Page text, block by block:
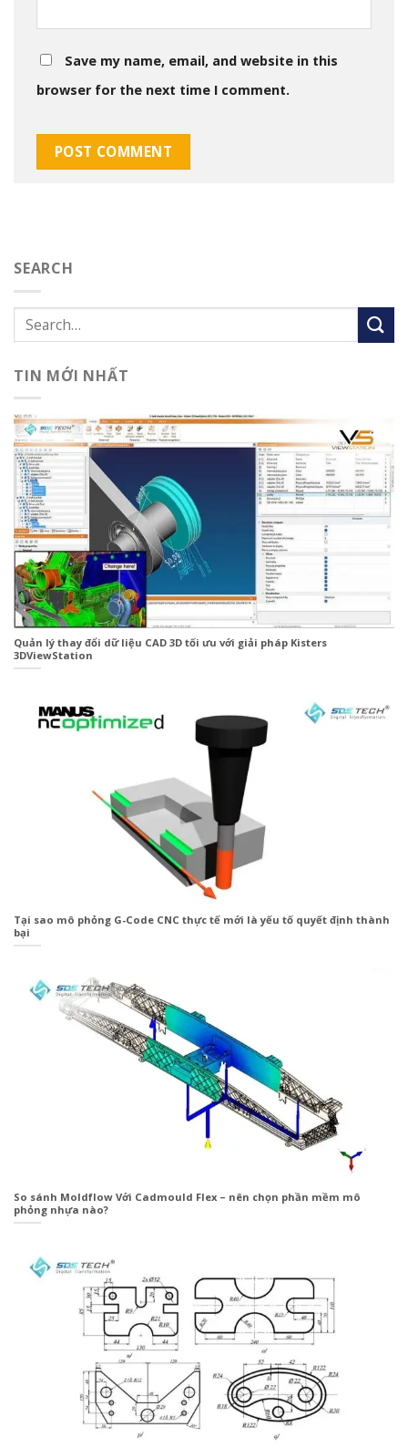
Save my name, email, and website in this
browser for the next time I comment.
SEARCH
TIN MỚI NHẤT
Quản lý thay đổi dữ liệu CAD 3D tối ưu với giải pháp Kisters
3DViewStation
Tại sao mô phỏng G-Code CNC thực tế mới là yếu tố quyết định thành
bại
So sánh Moldflow Với Cadmould Flex – nên chọn phần mềm mô
phỏng nhựa nào?